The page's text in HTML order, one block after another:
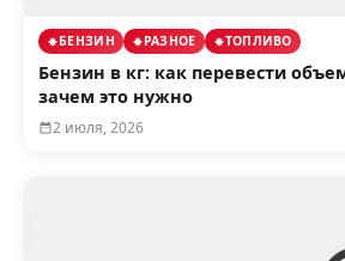
БЕНЗИН РАЗНОЕ ТОПЛИВО
Бензин в кг: как перевести
зачем это нужно
2 июля, 2026